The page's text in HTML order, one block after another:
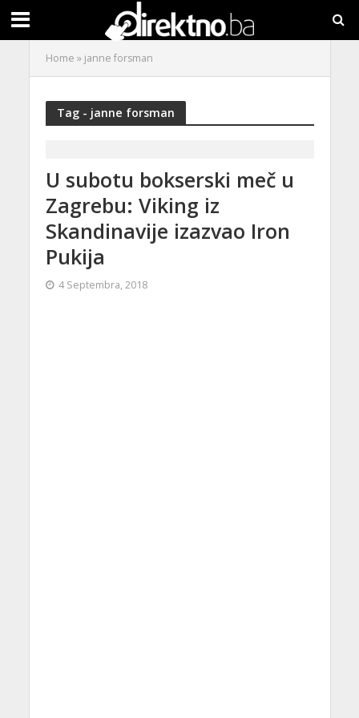
Home » janne forsman
Tag - janne forsman
U subotu bokserski meč u
Zagrebu: Viking iz
Skandinavije izazvao Iron
Pukija
4 Septembra, 2018